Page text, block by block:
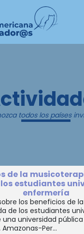
todos los países
de la
estudiantes
enfermería
los beneficios de
de los estudiantes
universidad
Per...